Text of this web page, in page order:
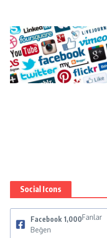
Social Icons
Facebook 1,000Fanlar
Beğen